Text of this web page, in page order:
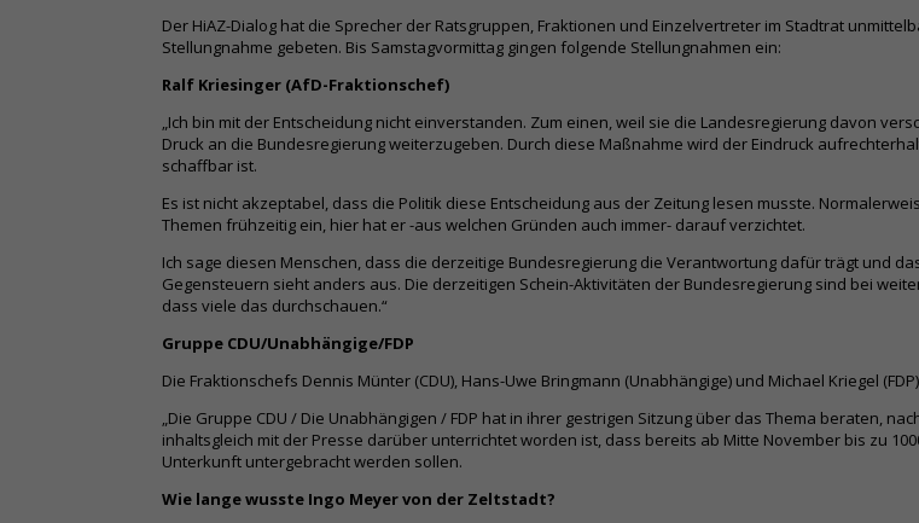
Der HiAZ-Dialog hat die Sprecher der Ratsgruppen, Fraktionen und Einzelvertreter im Stadtrat
Stellungnahme gebeten. Bis Samstagvormittag gingen folgende Stellungnahmen ein:
Ralf Kriesinger (AfD-Fraktionschef)
„Ich bin mit der Entscheidung nicht einverstanden. Zum einen, weil sie die Landesregierung davon
Druck an die Bundesregierung weiterzugeben. Durch diese Maßnahme wird der Eindruck
schaffbar ist.
Es ist nicht akzeptabel, dass die Politik diese Entscheidung aus der Zeitung lesen musste.
Themen frühzeitig ein, hier hat er -aus welchen Gründen auch immer- darauf verzichtet.
Ich sage diesen Menschen, dass die derzeitige Bundesregierung die Verantwortung dafür trägt und
Gegensteuern sieht anders aus. Die derzeitigen Schein-Aktivitäten der Bundesregierung sind bei
dass viele das durchschauen.“
Gruppe CDU/Unabhängige/FDP
Die Fraktionschefs Dennis Münter (CDU), Hans-Uwe Bringmann (Unabhängige) und Michael Kriegel
„Die Gruppe CDU / Die Unabhängigen / FDP hat in ihrer gestrigen Sitzung über das Thema beraten,
inhaltsgleich mit der Presse darüber unterrichtet worden ist, dass bereits ab Mitte November bis zu
Unterkunft untergebracht werden sollen.
Wie lange wusste Ingo Meyer von der Zeltstadt?